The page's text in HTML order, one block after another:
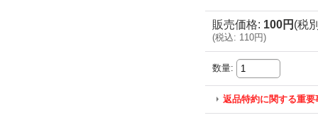
販売価格: 100円 (税
(税込: 110円)
数量:
返品特約に関する重要